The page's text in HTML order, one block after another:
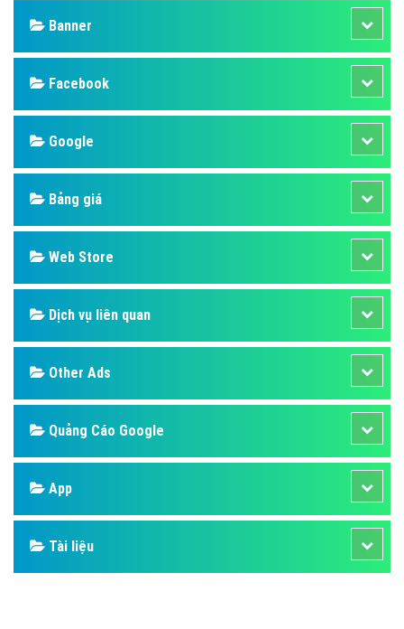
Banner
Facebook
Google
Bảng giá
Web Store
Dịch vụ liên quan
Other Ads
Quảng Cáo Google
App
Tài liệu